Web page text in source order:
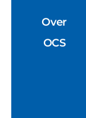
Over
OCS